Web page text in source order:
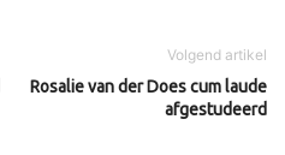
Volgend artikel
Rosalie van der Does cum laude
afgestudeerd